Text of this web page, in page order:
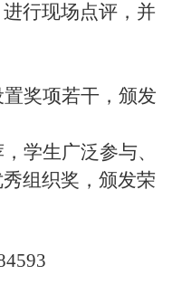
进行现场点评，并
奖项若干，颁发
，学生广泛参与、
组织奖，颁发荣